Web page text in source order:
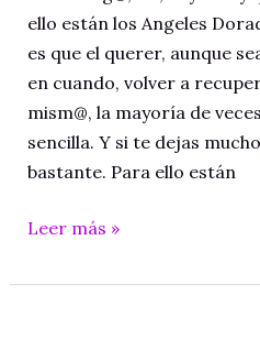
ello están los Angeles
es que el querer, aunque
en cuando, volver a
mism@, la mayoría de
sencilla. Y si te dejas
bastante. Para ello están
Angeles
para
Leer más »